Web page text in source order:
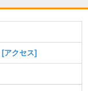
[アクセス]